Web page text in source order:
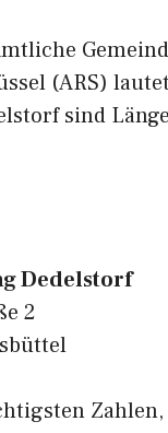
(ARS)
sind
Dedelstorf
2